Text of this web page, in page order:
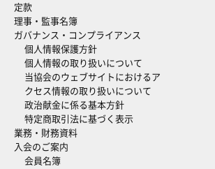
定款
理事・監事名簿
ガバナンス・コンプライアンス
個人情報保護方針
個人情報の取り扱いについて
当協会のウェブサイトにおけるア
クセス情報の取り扱いについて
政治献金に係る基本方針
特定商取引法に基づく表示
業務・財務資料
入会のご案内
会員名簿